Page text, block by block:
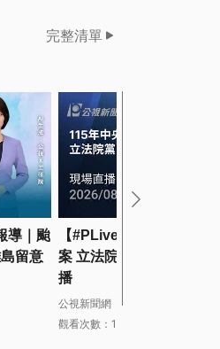
完整清單
導｜颱
留意
【#PLive】115年中央政
案 立法院黨團協商（下
播
公視新聞網
觀看次數：1450次